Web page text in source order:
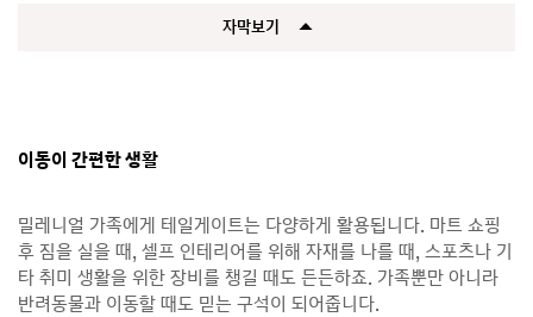
자막보기
이동이 간편한 생활
밀레니얼 가족에게 테일게이트는 다양하게 활용됩니다. 마트 쇼핑
후 짐을 실을 때, 셀프 인테리어를 위해 자재를 나를 때, 스포츠나 기
타 취미 생활을 위한 장비를 챙길 때도 든든하죠. 가족뿐만 아니라
반려동물과 이동할 때도 믿는 구석이 되어줍니다.